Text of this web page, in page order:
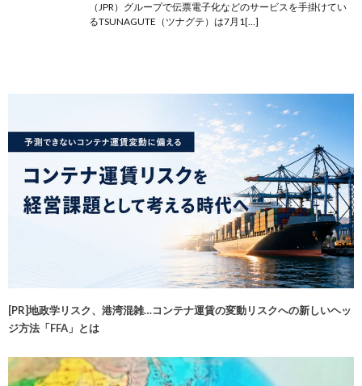
（JPR）グループで伝票電子化などのサービスを手掛けてい
るTSUNAGUTE（ツナグテ）は7月1[…]
[PR]地政学リスク、港湾混雑…コンテナ運賃の変動リスクへの新しいヘッ
ジ方法「FFA」とは